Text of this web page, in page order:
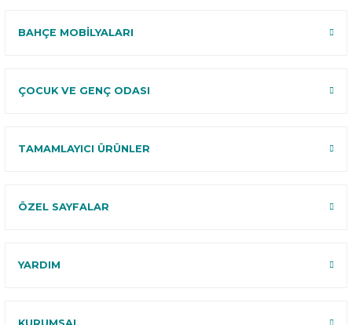
BAHÇE MOBİLYALARI
ÇOCUK VE GENÇ ODASI
TAMAMLAYICI ÜRÜNLER
ÖZEL SAYFALAR
YARDIM